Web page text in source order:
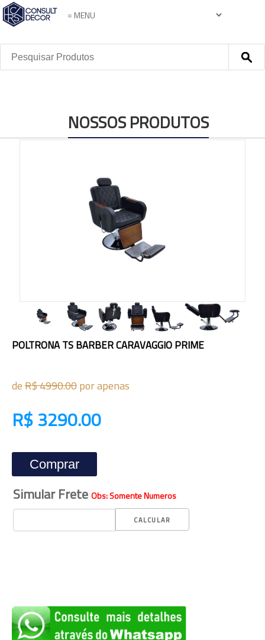
NOSSOS PRODUTOS
POLTRONA TS BARBER CARAVAGGIO PRIME
deR$ 4990.00por apenas
R$ 3290.00
Comprar
Simular Frete Obs: Somente Numeros